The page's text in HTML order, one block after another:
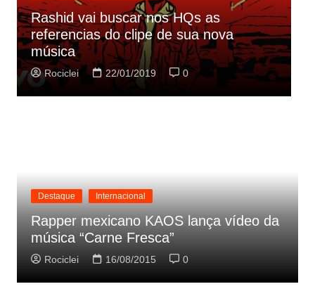
HQs as
sua nova
0
Destaque Lançamentos
Cynthia Luz lança “Era
parceria com Zeca Baleiro
Rociclei 21/01/2019
Destaque Internacional
Rapper mexicano KAOS lança vídeo da
música “Carne Fresca”
Rociclei 16/08/2015 0